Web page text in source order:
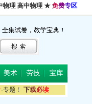
物理 高中物理 ★ 免费专区
集试卷，教学宝典！
美术 劳技 宝库
-专题！ 下载必读